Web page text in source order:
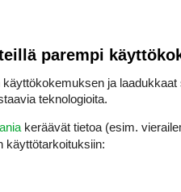
viidettä
. Saaliina
jälkimmäisellä
tilaa ja
parempi
ja laadukkaat
teknologioita.
keräävät tietoa (esim.
käyttötarkoituksiin: